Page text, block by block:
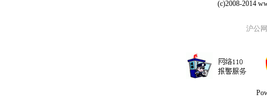
(c)2008-2014
沪公